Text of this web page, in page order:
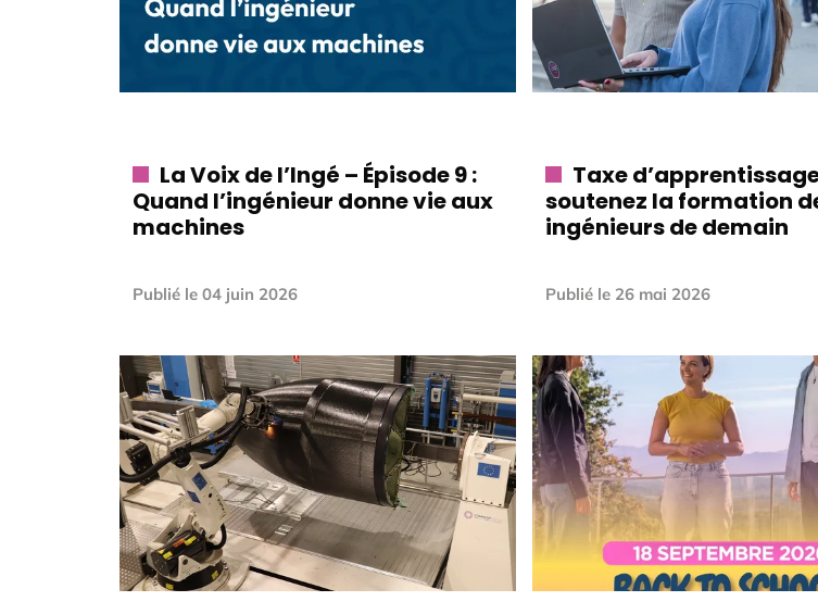
La Voix de l’Ingé – Épisode 9 :
Quand l’ingénieur donne vie aux
machines
Publié le 04 juin 2026
Taxe
soutenez la formation
ingénieurs de demain
Publié le 26 mai 2026